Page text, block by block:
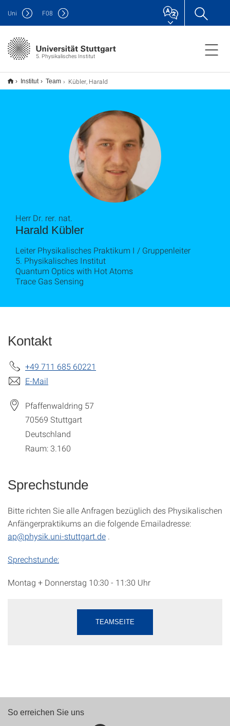
5. Physikalisches Institut
Uni F08
Institut Team Kübler, Harald
Harald Kübler
Herr Dr. rer. nat.
Leiter Physikalisches Praktikum I / Gruppenleiter
5. Physikalisches Institut
Quantum Optics with Hot Atoms
Trace Gas Sensing
Kontakt
+49 711 685 60221
E-Mail
Pfaffenwaldring 57
70569 Stuttgart
Deutschland
Raum: 3.160
Sprechstunde
Bitte richten Sie alle Anfragen bezüglich des Physikalischen
Anfängerpraktikums an die folgende Emailadresse:
ap@physik.uni-stuttgart.de
Sprechstunde:
Montag + Donnerstag 10:30 - 11:30 Uhr
TEAMSEITE
So erreichen Sie uns